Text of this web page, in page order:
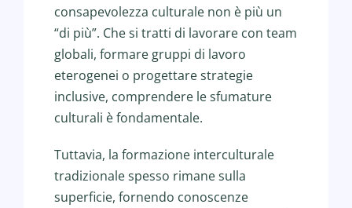
consapevolezza culturale non è più un
“di più”. Che si tratti di lavorare con team
globali, formare gruppi di lavoro
eterogenei o progettare strategie
inclusive, comprendere le sfumature
culturali è fondamentale.
Tuttavia, la formazione interculturale
tradizionale spesso rimane sulla
superficie, fornendo conoscenze